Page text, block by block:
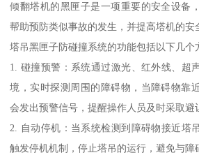
倾翻塔机的黑匣子是一项重要的安全设备
帮助预防类似事故的发生，并提高塔机的安
塔吊黑匣子防碰撞系统的功能包括以下几个
1. 碰撞预警：系统通过激光、红外线、超
境，实时探测周围的障碍物，当障碍物靠
会发出预警信号，提醒操作人员及时采取避
2. 自动停机：当系统检测到障碍物接近塔
触发停机机制，停止塔吊的运行，避免与障